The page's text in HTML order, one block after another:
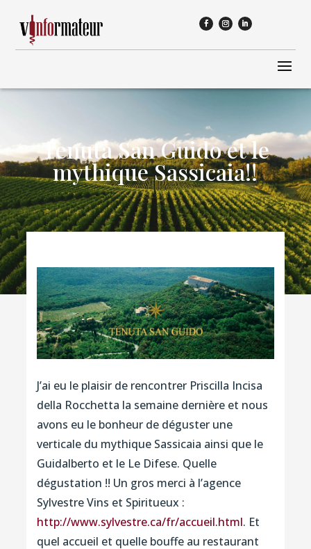
Tenuta San Guido et le
mythique Sassicaia!!
J’ai eu le plaisir de rencontrer Priscilla Incisa
della Rocchetta la semaine dernière et nous
avons eu le bonheur de déguster une
verticale du mythique Sassicaia ainsi que le
Guidalberto et le Le Difese. Quelle
dégustation !! Un gros merci à l’agence
Sylvestre Vins et Spiritueux :
http://www.sylvestre.ca/fr/accueil.html. Et
quel accueil et quelle bouffe au restaurant